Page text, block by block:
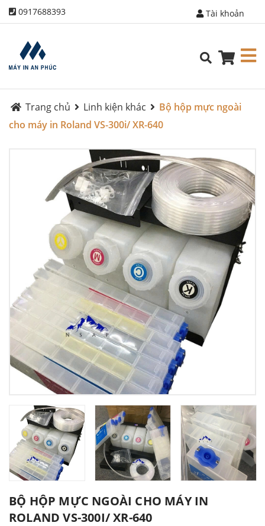
0917688393 Tài khoản
Trang chủ Linh kiện khác
Bộ hộp mực ngoài
cho máy in Roland VS-300i/ XR-640
BỘ HỘP MỰC NGOÀI CHO MÁY IN
ROLAND VS-300I/ XR-640